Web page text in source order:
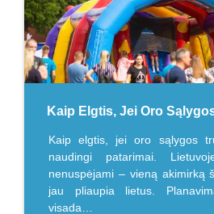
Kaip Elgtis, Jei Oro
Kaip elgtis, jei oro sąlygos
naudingi patarimai.
nenuspėjami – vieną akimirką
jau pliaupia lietus.
visada…